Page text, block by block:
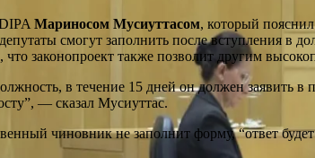
Мариносом Мусиуттасом, который
смогут заполнить после вступления в
законопроект также позволит другим
в течение 15 дней он должен заявить
— сказал Мусиуттас.
чиновник не заполнит форму, “ответ